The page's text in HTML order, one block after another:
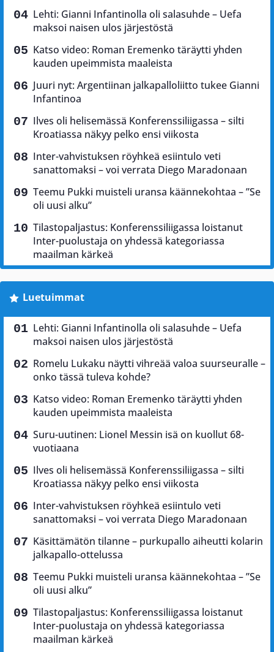
Lehti: Gianni Infantinolla oli salasuhde – Uefa
maksoi naisen ulos järjestöstä
Katso video: Roman Eremenko täräytti yhden
kauden upeimmista maaleista
Juuri nyt: Argentiinan jalkapalloliitto tukee Gianni
Infantinoa
Ilves oli helisemässä Konferenssiliigassa – silti
Kroatiassa näkyy pelko ensi viikosta
Inter-vahvistuksen röyhkeä esiintulo veti
sanattomaksi – voi verrata Diego Maradonaan
Teemu Pukki muisteli uransa käännekohtaa – ”Se
oli uusi alku”
Tilastopaljastus: Konferenssiliigassa loistanut
Inter-puolustaja on yhdessä kategoriassa
maailman kärkeä
Luetuimmat
Lehti: Gianni Infantinolla oli salasuhde – Uefa
maksoi naisen ulos järjestöstä
Romelu Lukaku näytti vihreää valoa suurseuralle –
onko tässä tuleva kohde?
Katso video: Roman Eremenko täräytti yhden
kauden upeimmista maaleista
Suru-uutinen: Lionel Messin isä on kuollut 68-
vuotiaana
Ilves oli helisemässä Konferenssiliigassa – silti
Kroatiassa näkyy pelko ensi viikosta
Inter-vahvistuksen röyhkeä esiintulo veti
sanattomaksi – voi verrata Diego Maradonaan
Käsittämätön tilanne – purkupallo aiheutti kolarin
jalkapallo-ottelussa
Teemu Pukki muisteli uransa käännekohtaa – ”Se
oli uusi alku”
Tilastopaljastus: Konferenssiliigassa loistanut
Inter-puolustaja on yhdessä kategoriassa
maailman kärkeä